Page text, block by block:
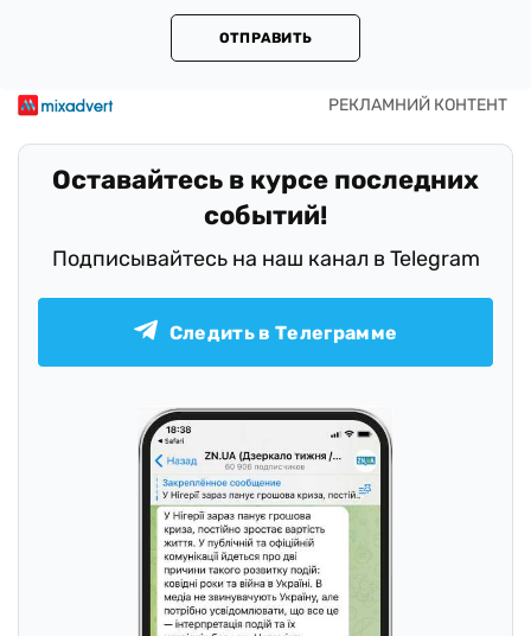
ОТПРАВИТЬ
Оставайтесь в курсе последних
событий!
Подписывайтесь на наш канал в Telegram
Следить в Телеграмме